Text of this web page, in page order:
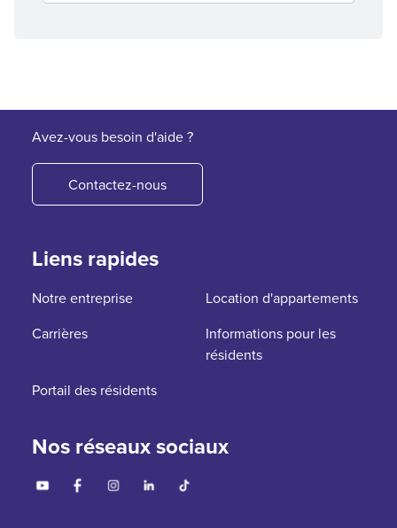
Avez-vous besoin d'aide ?
Contactez-nous
Liens rapides
Notre entreprise
Location d'appartements
Carrières
Informations pour les
résidents
Portail des résidents
Nos réseaux sociaux